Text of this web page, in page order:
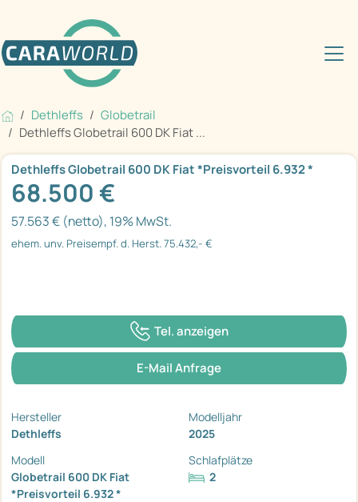
Dethleffs
Globetrail
Dethleffs Globetrail 600 DK Fiat ...
Dethleffs Globetrail 600 DK Fiat *Preisvorteil 6.932 *
68.500 €
57.563 € (netto), 19% MwSt.
ehem. unv. Preisempf. d. Herst. 75.432,- €
Tel. anzeigen
E-Mail Anfrage
Hersteller
Dethleffs
Modelljahr
2025
Modell
Globetrail 600 DK Fiat
*Preisvorteil 6.932 *
Schlafplätze
2